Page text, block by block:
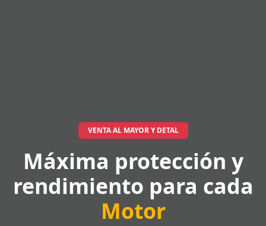
VENTA AL MAYOR Y DETAL
Máxima protección y
rendimiento para cada
Motor